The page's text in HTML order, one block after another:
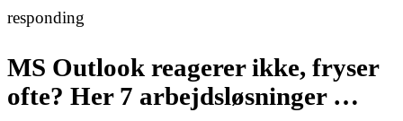
responding
MS Outlook reagerer ikke, fryser
ofte? Her 7 arbejdsløsninger …